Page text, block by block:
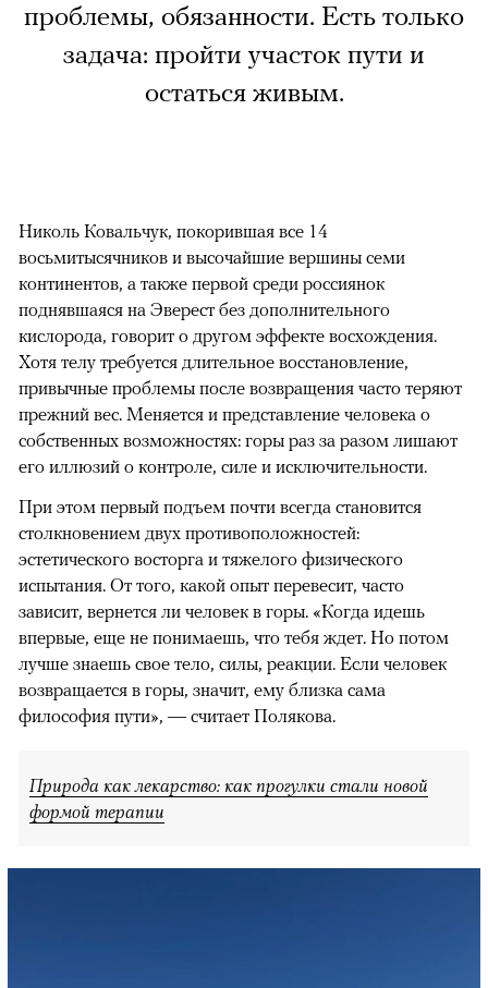
проблемы, обязанности. Есть только
задача: пройти участок пути и
остаться живым.
Николь Ковальчук, покорившая все 14
восьмитысячников и высочайшие вершины семи
континентов, а также первой среди россиянок
поднявшаяся на Эверест без дополнительного
кислорода, говорит о другом эффекте восхождения.
Хотя телу требуется длительное восстановление,
привычные проблемы после возвращения часто теряют
прежний вес. Меняется и представление человека о
собственных возможностях: горы раз за разом лишают
его иллюзий о контроле, силе и исключительности.
При этом первый подъем почти всегда становится
столкновением двух противоположностей:
эстетического восторга и тяжелого физического
испытания. От того, какой опыт перевесит, часто
зависит, вернется ли человек в горы. «Когда идешь
впервые, еще не понимаешь, что тебя ждет. Но потом
лучше знаешь свое тело, силы, реакции. Если человек
возвращается в горы, значит, ему близка сама
философия пути», — считает Полякова.
Природа как лекарство: как прогулки стали новой
формой терапии